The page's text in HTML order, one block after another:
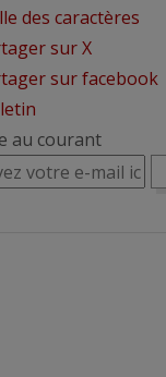
des caractères
sur X
sur facebook
au courant